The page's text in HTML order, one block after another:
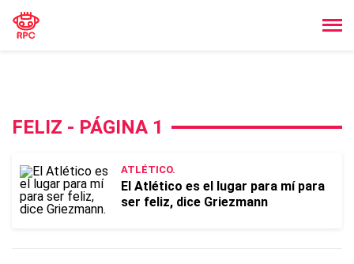
FELIZ - PÁGINA 1
ATLÉTICO.
El Atlético es el lugar para mí para
ser feliz, dice Griezmann